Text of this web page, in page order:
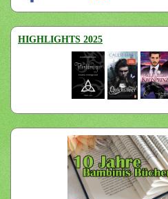
HIGHLIGHTS 2025